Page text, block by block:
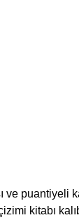
ve puantiyeli
kitabı